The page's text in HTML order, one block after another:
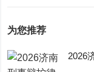
为您推荐
2026